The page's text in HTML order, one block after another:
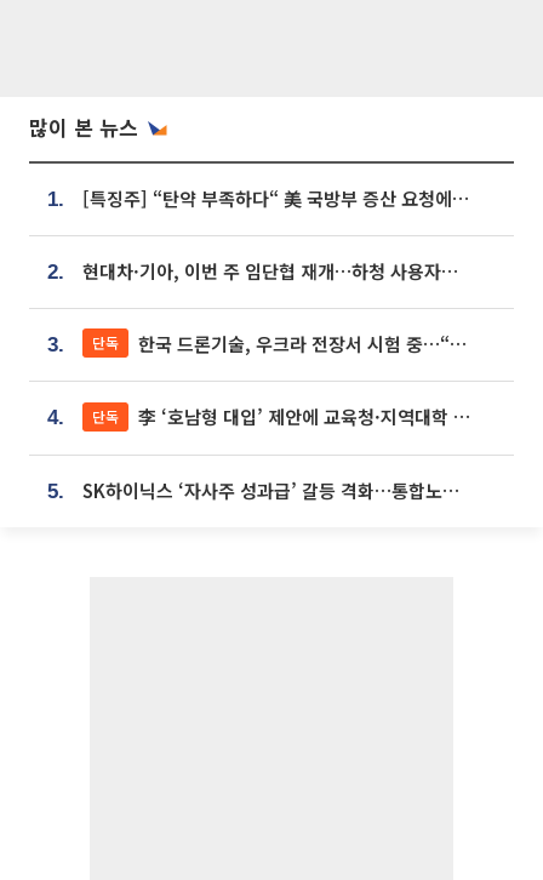
많이 본 뉴스
1. [특징주] “탄약 부족하다“ 美 국방부 증산 요청에⋯국내 방산주 급등세
2. 현대차·기아, 이번 주 임단협 재개…하청 사용자성 재심도 ‘변수’
3. 단독 한국 드론기술, 우크라 전장서 시험 중…“스타트업 여러 곳 참여”
4. 단독 李 ‘호남형 대입’ 제안에 교육청·지역대학 서·논술형 입시 연계 '착수'
5. SK하이닉스 ‘자사주 성과급’ 갈등 격화…통합노조 출범 움직임